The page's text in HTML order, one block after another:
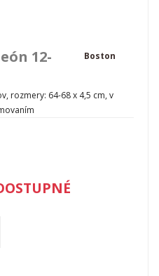
12-
Boston
rozmery: 64-68 x 4,5 cm, v